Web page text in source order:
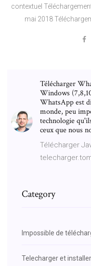
contextuel
mai 2018
Télécharger
Windows
WhatsApp est
monde, peu
technologie
ceux que nous
Télécharger
Category
Impossible de
Telecharger et